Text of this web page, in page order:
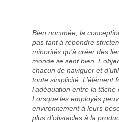
Bien nommée, la
pas tant à répondre
minorités qu’à créer des
monde se sent bien.
chacun de naviguer et
toute simplicité. L’élément
l’adéquation entre la tâche
Lorsque les employés
environnement à leurs
plus d’obstacles à la